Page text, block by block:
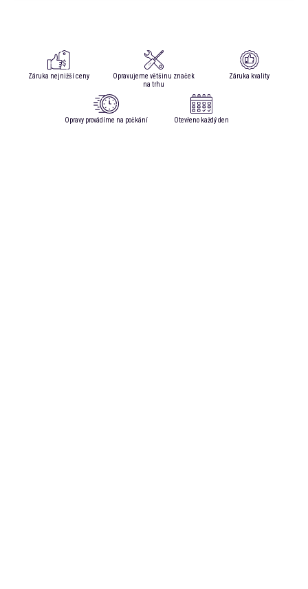
Záruka nejnižší ceny
Opravujeme většinu značek
na trhu
Záruka kvality
Opravy provádíme na počkání Otevřeno každý den